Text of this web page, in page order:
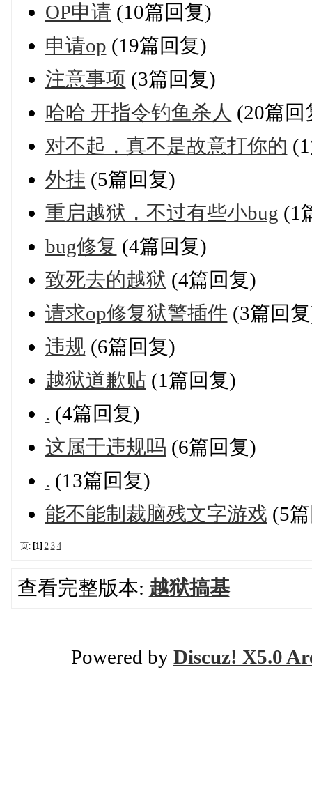
OP申请 (10篇回复)
申请op (19篇回复)
注意事项 (3篇回复)
哈哈 开指令钓鱼杀人 (20篇回
对不起，真不是故意打你的
外挂 (5篇回复)
重启越狱，不过有些小bug (1
bug修复 (4篇回复)
致死去的越狱 (4篇回复)
请求op修复狱警插件 (3篇回
违规(6篇回复)
越狱道歉贴 (1篇回复)
. (4篇回复)
这属于违规吗 (6篇回复)
. (13篇回复)
能不能制裁脑残文字游戏 (5
页: [1] 2 3 4
查看完整版本: 越狱搞基
Powered by Discuz! X5.0